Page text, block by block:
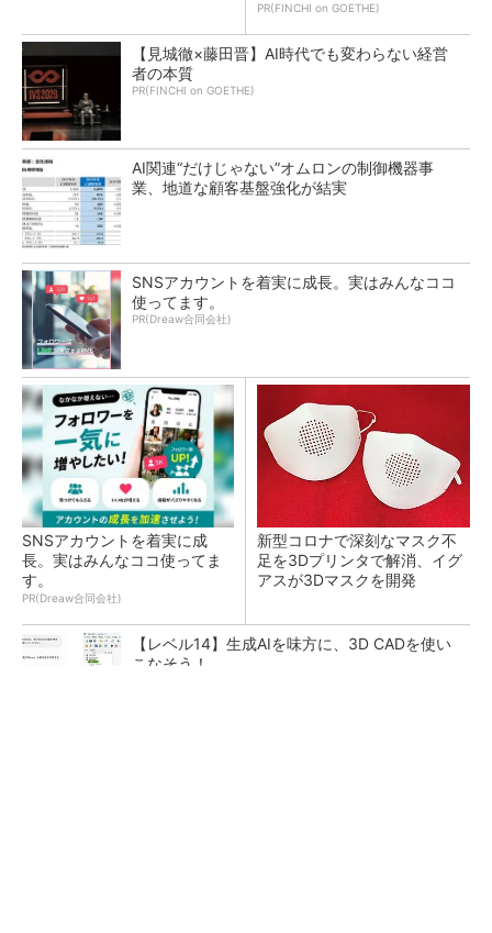
PR(FINCHI on GOETHE)
【見城徹×藤田晋】AI時代でも変わらない経営
者の本質
PR(FINCHI on GOETHE)
AI関連“だけじゃない”オムロンの制御機器事
業、地道な顧客基盤強化が結実
SNSアカウントを着実に成長。実はみんなココ
使ってます。
PR(Dreaw合同会社)
SNSアカウントを着実に成
長。実はみんなココ使ってま
す。
PR(Dreaw合同会社)
新型コロナで深刻なマスク不
足を3Dプリンタで解消、イグ
アスが3Dマスクを開発
【レベル14】生成AIを味方に、3D CADを使い
こなそう！